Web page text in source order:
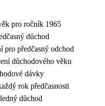
pro ročník 1965
důchod
pro předčasný odchod
důchodového věku
dávky
rok předčasnosti
důchod